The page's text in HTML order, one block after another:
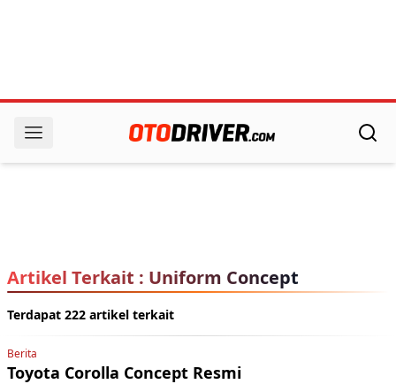
Artikel Terkait : Uniform Concept
Terdapat 222 artikel terkait
Berita
Toyota Corolla Concept Resmi